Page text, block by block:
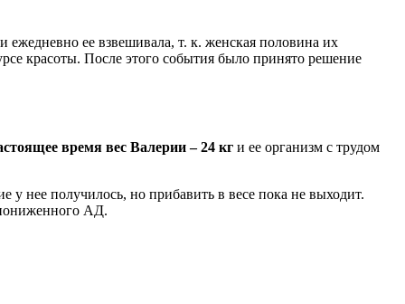
ежедневно ее взвешивала, т. к. женская половина их
красоты. После этого события было принято решение
время вес Валерии – 24 кг и ее организм с трудом
у нее получилось, но прибавить в весе пока не выходит.
АД.